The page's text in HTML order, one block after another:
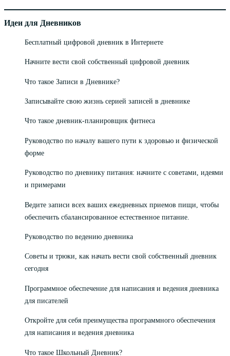
Идеи для Дневников
Бесплатный цифровой дневник в Интернете
Начните вести свой собственный цифровой дневник
Что такое Записи в Дневнике?
Записывайте свою жизнь серией записей в дневнике
Что такое дневник-планировщик фитнеса
Руководство по началу вашего пути к здоровью и физической
форме
Руководство по дневнику питания: начните с советами, идеями
и примерами
Ведите записи всех ваших ежедневных приемов пищи, чтобы
обеспечить сбалансированное естественное питание.
Руководство по ведению дневника
Советы и трюки, как начать вести свой собственный дневник
сегодня
Программное обеспечение для написания и ведения дневника
для писателей
Откройте для себя преимущества программного обеспечения
для написания и ведения дневника
Что такое Школьный Дневник?